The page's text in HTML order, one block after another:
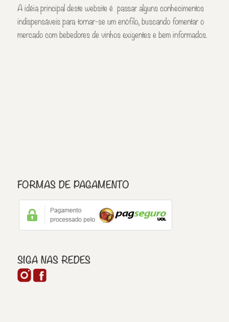
A idéia principal deste website é passar alguns conhecimentos
indispensáveis para tornar-se um enófilo, buscando fomentar o
mercado com bebedores de vinhos exigentes e bem informados.
FORMAS DE PAGAMENTO
SIGA NAS REDES